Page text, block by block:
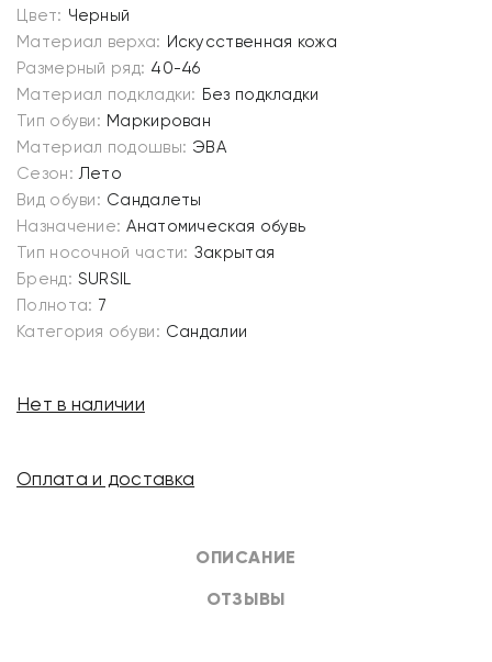
ОПИСАНИЕ
ОТЗЫВЫ
Цвет: Черный
Материал верха: Искусственная кожа
Размерный ряд: 40-46
Материал подкладки: Без подкладки
Тип обуви: Маркирован
Материал подошвы: ЭВА
Сезон: Лето
Вид обуви: Сандалеты
Назначение: Анатомическая обувь
Тип носочной части: Закрытая
Бренд: SURSIL
Полнота: 7
Категория обуви: Сандалии
Нет в наличии
Оплата и доставка